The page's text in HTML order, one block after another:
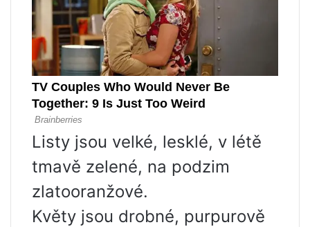
Listy jsou velké, lesklé, v létě
tmavě zelené, na podzim
zlatooranžové.
Květy jsou drobné, purpurově